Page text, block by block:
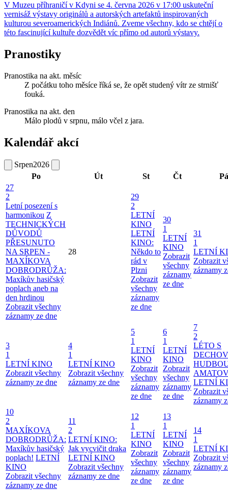
V Muzeu příhraničí v Kdyni se 4. června 2026 v 17:00 uskuteční
vernisáž výstavy originálů a autorských artefaktů inspirovaných
kulturou severoamerických Indiánů. Zveme všechny, kdo se chtějí o
této fascinující kultuře dozvědět víc přímo od autorů výstavy.
Pranostiky
Pranostika na akt. měsíc
Z počátku toho měsíce říká se, že opět studený vítr ze strnišť
fouká.
Pranostika na akt. den
Málo plodů v srpnu, málo včel z jara.
Kalendář akcí
Srpen2026
Po
Út St Čt
Pá
27
2
Letní posezení s
harmonikou Z
TECHNICKÝCH
DŮVODŮ
PŘESUNUTO
NA SRPEN -
MAXÍKOVA
DOBRODRŮŽA:
Maxíkův hasičský
poplach aneb na
den hrdinou
Zobrazit všechny
záznamy ze dne
28
29
2
LETNÍ
KINO
LETNÍ
KINO:
Někdo to
rád v
Plzni
Zobrazit
všechny
záznamy
ze dne
30
1
LETNÍ
KINO
Zobrazit
všechny
záznamy
ze dne
31
1
LETNÍ
Zobrazit
záznamy
3
1
LETNÍ KINO
Zobrazit všechny
záznamy ze dne
4
1
LETNÍ KINO
Zobrazit všechny
záznamy ze dne
5
1
LETNÍ
KINO
Zobrazit
všechny
záznamy
ze dne
6
1
LETNÍ
KINO
Zobrazit
všechny
záznamy
ze dne
7
2
LÉTO S
LETNÍ
Zobrazit
záznamy
10
2
MAXÍKOVA
DOBRODRŮŽA:
Maxíkův hasičský
poplach! LETNÍ
KINO
Zobrazit všechny
záznamy ze dne
11
2
LETNÍ KINO:
Jak vycvičit draka
LETNÍ KINO
Zobrazit všechny
záznamy ze dne
12
1
LETNÍ
KINO
Zobrazit
všechny
záznamy
ze dne
13
1
LETNÍ
KINO
Zobrazit
všechny
záznamy
ze dne
14
1
LETNÍ
Zobrazit
záznamy